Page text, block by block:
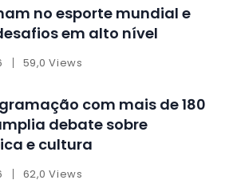
no esporte mundial e
em alto nível
59,0 Views
com mais de 180
debate sobre
e cultura
62,0 Views